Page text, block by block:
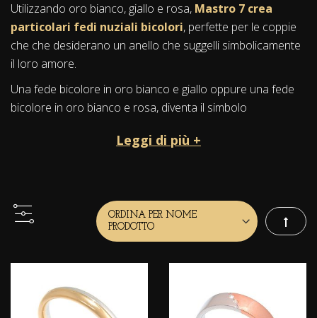
Utilizzando oro bianco, giallo e rosa, Mastro 7 crea
particolari fedi nuziali bicolori, perfette per le coppie
che che desiderano un anello che suggelli simbolicamente
il loro amore.
Una fede bicolore in oro bianco e giallo oppure una fede
bicolore in oro bianco e rosa, diventa il simbolo
Su ogni fede possiamoincastonare uno o più diamanti
Leggi di più +